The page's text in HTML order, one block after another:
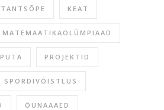
KEAT
MATEMAATIKAOLÜMPIAAD
PROJEKTID
SPORDIVÕISTLUS
ÕUNAAAED